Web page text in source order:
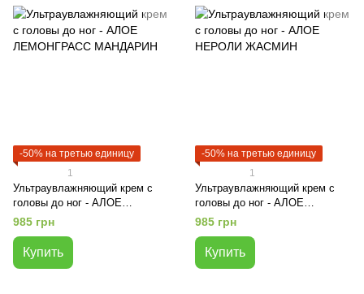
-50% на третью единицу
1
Ультраувлажняющий крем с
головы до ног - АЛОЕ
ЛЕМОНГРАСС МАНДАРИН
985 грн
Купить
-50% на третью единицу
1
Ультраувлажняющий крем с
головы до ног - АЛОЕ
НЕРОЛИ ЖАСМИН
985 грн
Купить